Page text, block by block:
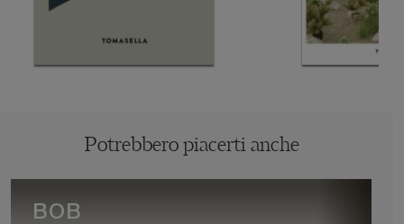
Potrebbero piacerti anche
BOB